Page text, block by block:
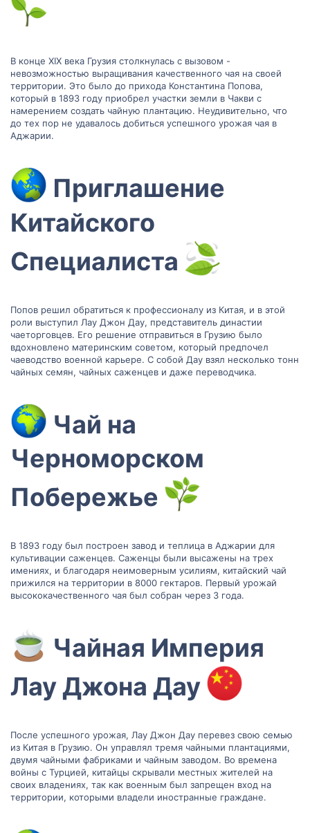
В конце XIX века Грузия столкнулась с вызовом -
невозможностью выращивания качественного чая на своей
территории. Это было до прихода Константина Попова,
который в 1893 году приобрел участки земли в Чакви с
намерением создать чайную плантацию. Неудивительно, что
до тех пор не удавалось добиться успешного урожая чая в
Аджарии.
Приглашение
Китайского
Специалиста
Попов решил обратиться к профессионалу из Китая, и в этой
роли выступил Лау Джон Дау, представитель династии
чаеторговцев. Его решение отправиться в Грузию было
вдохновлено материнским советом, который предпочел
чаеводство военной карьере. С собой Дау взял несколько тонн
чайных семян, чайных саженцев и даже переводчика.
Чай на
Черноморском
Побережье
В 1893 году был построен завод и теплица в Аджарии для
культивации саженцев. Саженцы были высажены на трех
имениях, и благодаря неимоверным усилиям, китайский чай
прижился на территории в 8000 гектаров. Первый урожай
высококачественного чая был собран через 3 года.
Чайная Империя
Лау Джона Дау
После успешного урожая, Лау Джон Дау перевез свою семью
из Китая в Грузию. Он управлял тремя чайными плантациями,
двумя чайными фабриками и чайным заводом. Во времена
войны с Турцией, китайцы скрывали местных жителей на
своих владениях, так как военным был запрещен вход на
территории, которыми владели иностранные граждане.